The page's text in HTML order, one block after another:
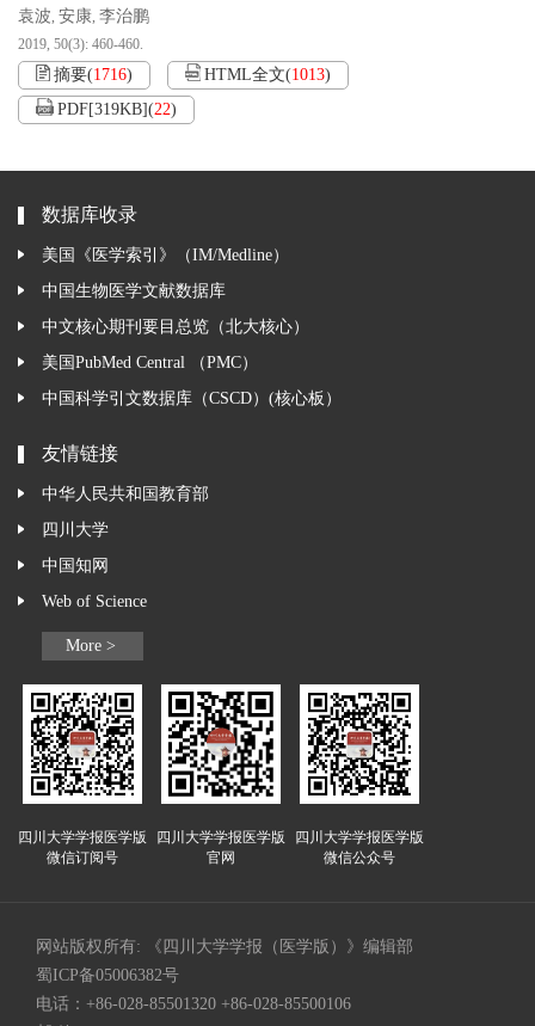
袁波, 安康, 李治鹏
2019, 50(3): 460-460.
摘要(1716) HTML全文(1013)
PDF[319KB](22)
数据库收录
美国《医学索引》（IM/Medline）
中国生物医学文献数据库
中文核心期刊要目总览（北大核心）
美国PubMed Central （PMC）
中国科学引文数据库（CSCD）(核心板）
友情链接
中华人民共和国教育部
四川大学
中国知网
Web of Science
More >
四川大学学报医学版
微信订阅号
四川大学学报医学版
官网
四川大学学报医学版
微信公众号
网站版权所有: 《四川大学学报（医学版）》编辑部
蜀ICP备05006382号
电话：+86-028-85501320 +86-028-85500106